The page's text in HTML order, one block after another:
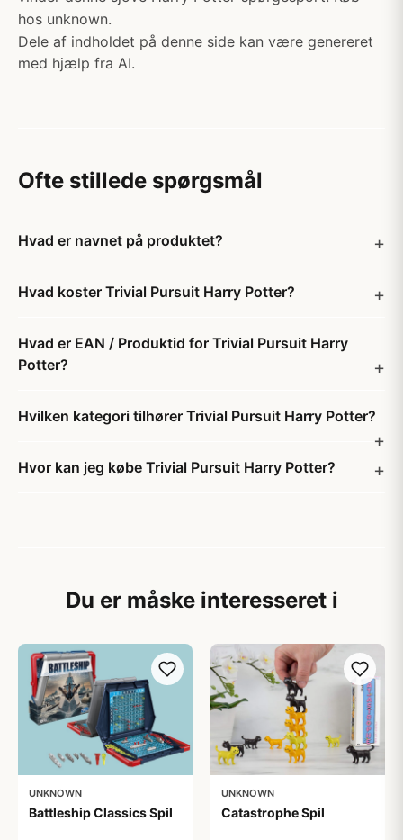
hos unknown.
Dele af indholdet på denne side kan være genereret
med hjælp fra AI.
Ofte stillede spørgsmål
Hvad er navnet på produktet?
Hvad koster Trivial Pursuit Harry Potter?
Hvad er EAN / Produktid for Trivial Pursuit Harry
Potter?
Hvilken kategori tilhører Trivial Pursuit Harry Potter?
Hvor kan jeg købe Trivial Pursuit Harry Potter?
Du er måske interesseret i
UNKNOWN
Battleship Classics Spil
UNKNOWN
Catastrophe Spil